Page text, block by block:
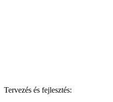
Tervezés és fejlesztés: